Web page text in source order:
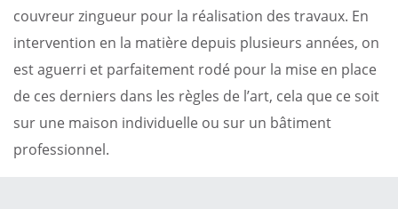
couvreur zingueur pour la réalisation des travaux. En
intervention en la matière depuis plusieurs années, on
est aguerri et parfaitement rodé pour la mise en place
de ces derniers dans les règles de l’art, cela que ce soit
sur une maison individuelle ou sur un bâtiment
professionnel.